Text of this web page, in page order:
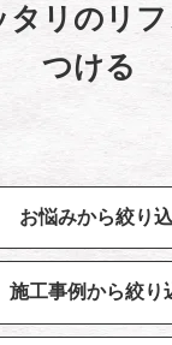
タリのリ
つける
お悩みから絞り
施工事例から絞り